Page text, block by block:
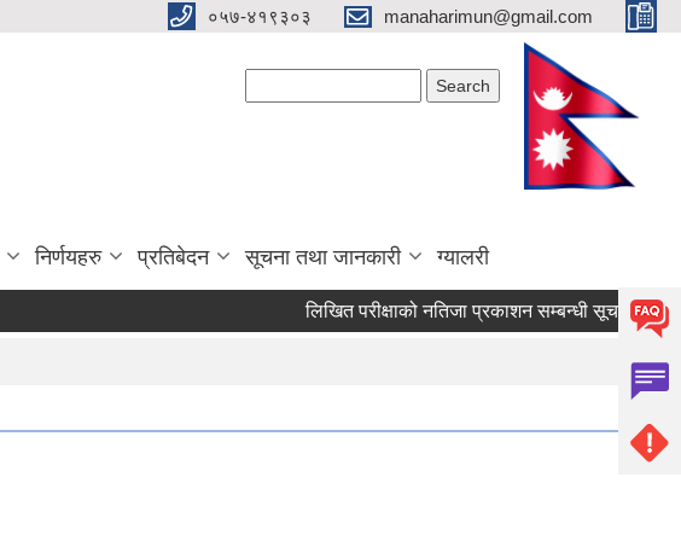
०५७-४१९३०३ manaharimun@gmail.com
निर्णयहरु प्रतिबेदन सूचना तथा जानकारी ग्यालरी
लिखित परीक्षाको नतिजा प्रकाशन सम्बन्धी सूचना ।